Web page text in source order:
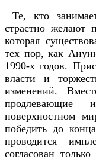
Те, кто
страстно желают
которая
тех пор, как
1990-х годов.
власти и
изменений.
продлевающие
поверхностном
победить до
проводится
согласован